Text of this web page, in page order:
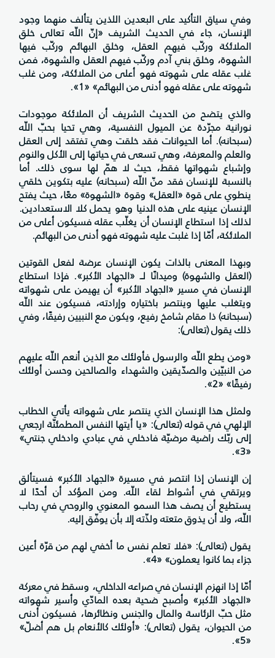
وفي سياق التأكيد على البعدين اللذين يتألف منهما وجود
الإنسان، جاء في الحديث الشريف «إنّ اللّه تعالى خلق
الملائكة وركّب فيهم العقل، وخلق البهائم وركّب فيها
الشهوة، وخلق بني آدم وركّب فيهم العقل والشهوة، فمن
غلب عقله على شهوته فهو أعلى من الملائكة، ومن غلب
شهوته على عقله فهو أدنى من البهائم» «1».
والذي يتضح من الحديث الشريف أن الملائكة موجودات
نورانية مجرّدة عن الميول النفسية، وهي تحيا بحبّ اللّه
(سبحانه). أما الحيوانات فقد خلقت وهي تفتقد إلى العقل
والعلم والمعرفة، وهي تسعى في حياتها إلى الأكل والنوم
وإشباع شهواتها فقط، حيث لا همّ لها سوى ذلك. أما
بالنسبة للإنسان فقد منّ اللّه (سبحانه) عليه بتكوين خلقي
ينطوي على قوة «العقل» وقوة «الشهوة» معًا، حيث يفتح
الإنسان عينيه على هذه الدنيا وهو يحمل كلا الاستعدادين.
لذلك إذا استطاع الإنسان أن يغلّب عقله فسيكون أعلى من
الملائكة، أمّا إذا غلبت عليه شهوته فهو أدنى من البهائم.
وبهذا المعنى بالذات يكون الإنسان عرضة لفعل القوتين
(العقل والشهوة) وميدانًا لــ «الجهاد الأكبر». فإذا استطاع
الإنسان في مسير «الجهاد الأكبر» أن يهيمن على شهواته
ويتغلب عليها وينتصر باختياره وإرادته، فسيكون عند اللّه
(سبحانه) ذا مقام شامخ رفيع، ويكون مع النبيين رفيقًا، وفي
ذلك يقول (تعالى):
«ومن يطع اللّه والرسول فأولئك مع الذين أنعم اللّه عليهم
من النبيّين والصدّيقين والشهداء والصالحين وحسن أولئك
رفيقًا» «2».
ولمثل هذا الإنسان الذي ينتصر على شهواته يأتي الخطاب
الإلهي في قوله (تعالى): «يا أيتها النفس المطمئنّة ارجعي
إلى ربّك راضية مرضيّة فادخلي في عبادي وادخلي جنتي»
«3».
إن الإنسان إذا انتصر في مسيرة «الجهاد الأكبر» فسيتألق
ويرتقي في أشواط لقاء اللّه. ومن المؤكد أن أحدًا لا
يستطيع أن يصف هذا السمو المعنوي والروحي في رحاب
اللّه، ولا أن يذوق متعته ولذّته إلا بأن يوفّق إليه.
يقول (تعالى): «فلا تعلم نفس ما أخفي لهم من قرّة أعين
جزاء بما كانوا يعملون» «4».
أمّا إذا انهزم الإنسان في صراعه الداخلي، وسقط في معركة
«الجهاد الأكبر» وأصبح ضحية بعده المادّي وأسير شهواته
مثل حبّ الرئاسة والمال والجنس ونظائرها، فسيكون أدنى
من الحيوان، يقول (تعالى): «أولئك كالأنعام بل هم أضلّ»
«5».